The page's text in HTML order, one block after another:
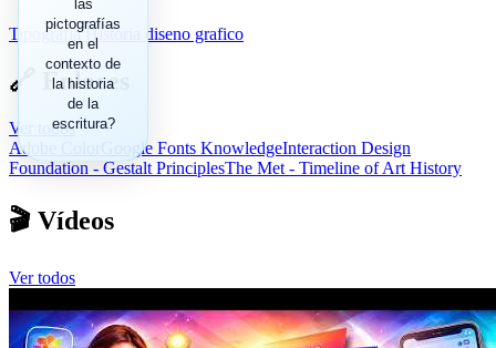
las
pictografías
en el
contexto de
la historia
de la
escritura?
simples de
personas, lugares
y cosas que
datan
aproximadamente
del 25,000 a.C.
TipografiaHistoria diseno grafico
🔗 Enlaces
Ver todos
Adobe Color
Google Fonts KnowledgeInteraction Design
Foundation - Gestalt PrinciplesThe Met - Timeline of Art History
🎬 Vídeos
Ver todos